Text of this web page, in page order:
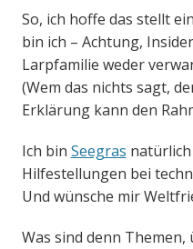
So, ich hoffe das stellt
bin ich – Achtung,
Larpfamilie weder
(Wem das nichts sagt,
Erklärung kann den
Ich bin Seegras
Hilfestellungen bei
Und wünsche mir
Was sind denn